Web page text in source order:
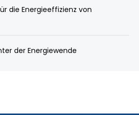
die Energieeffizienz von
der Energiewende